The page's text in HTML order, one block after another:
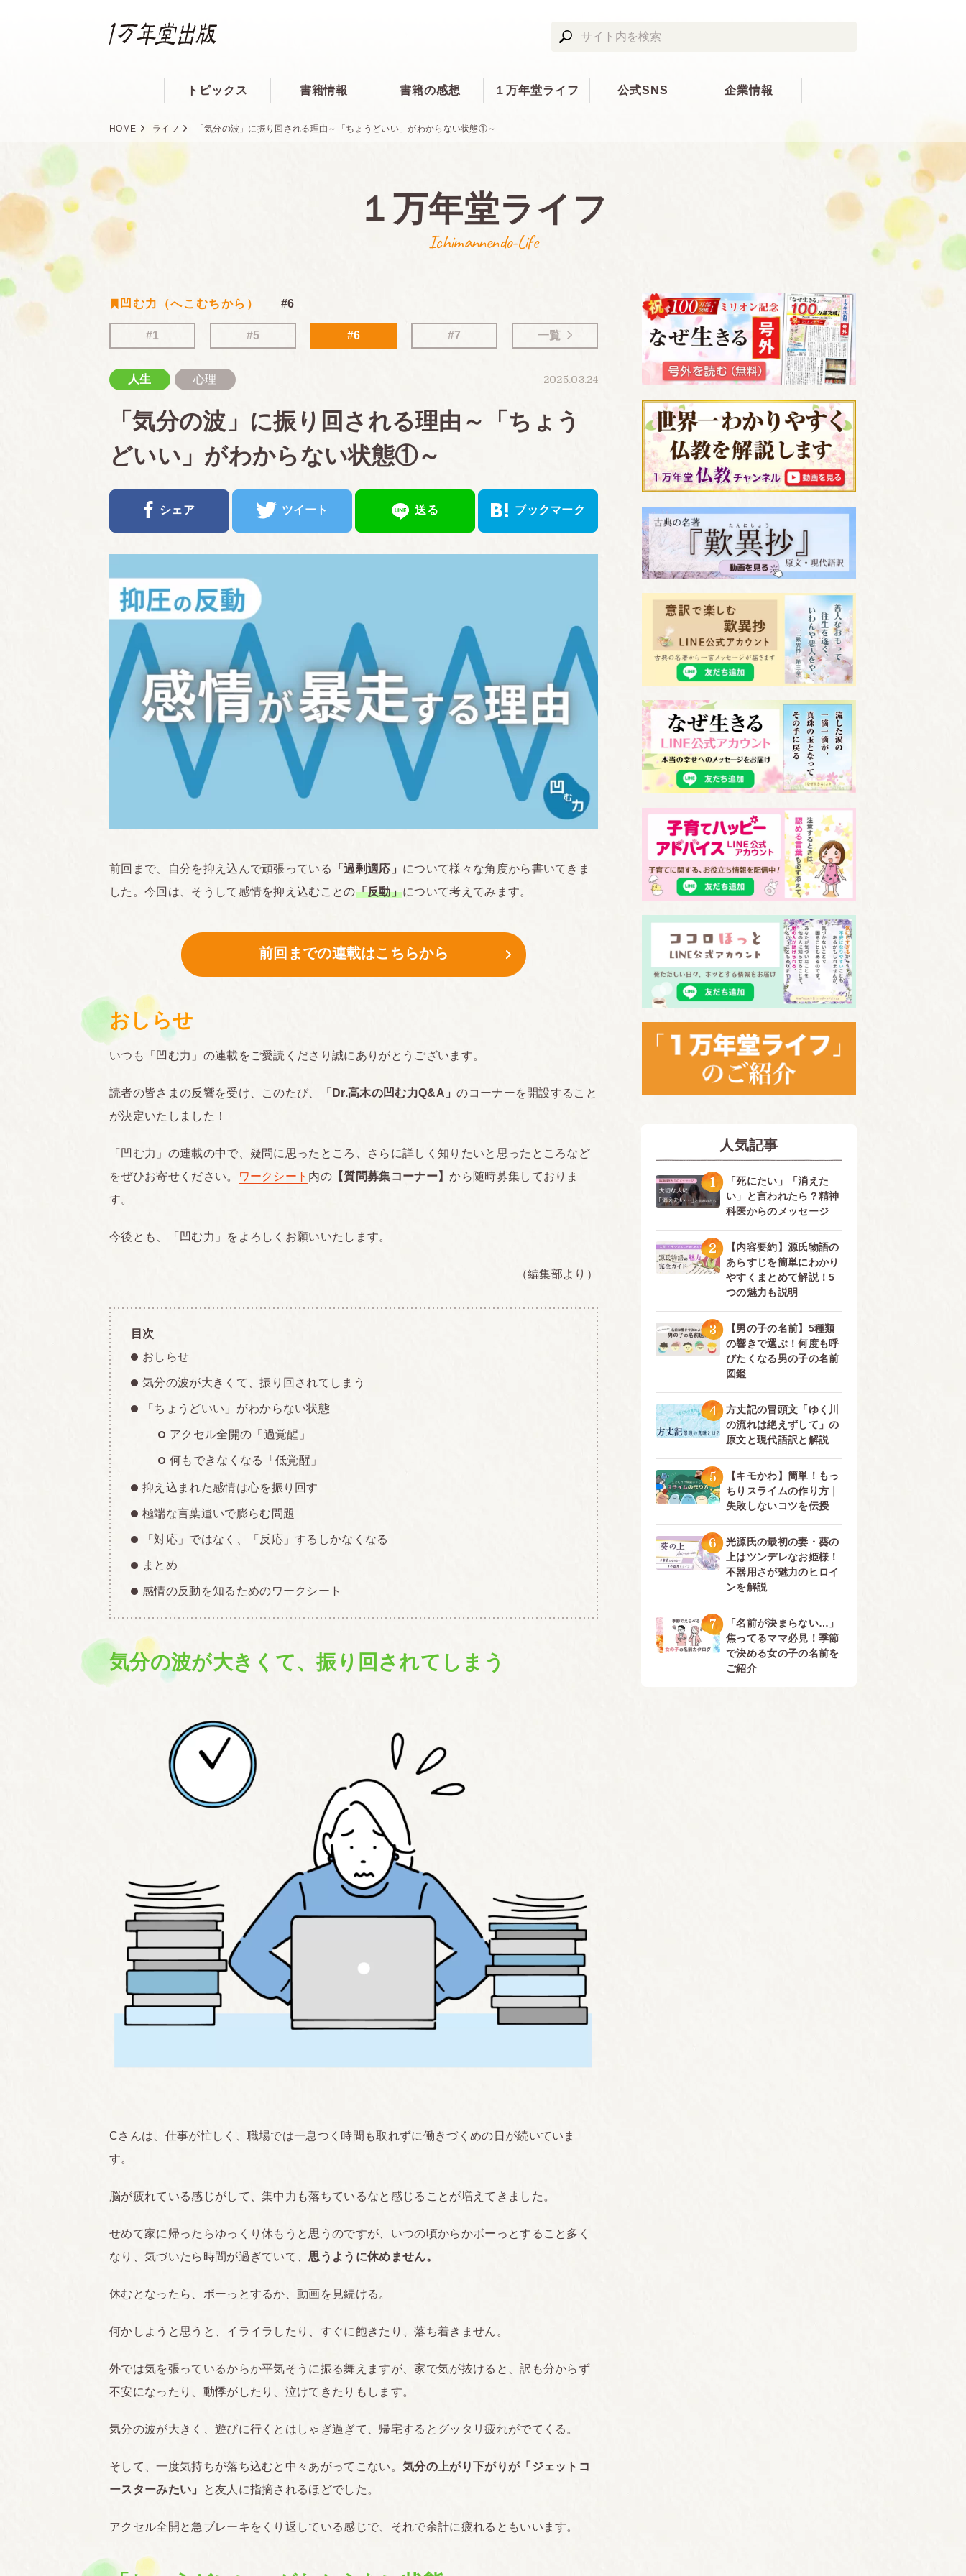
トピックス 書籍情報 書籍の感想 １万年堂ライフ 公式SNS 企業情報
HOME ライフ 「気分の波」に振り回される理由～「ちょうどいい」がわからない状態①～
１万年堂ライフ
Ichimannendo-Life
凹む力（へこむちから） #6
#1 #5 #6 #7 一覧
2025.03.24
人生 心理
「気分の波」に振り回される理由～「ちょう
どいい」がわからない状態①～
シェア ツイート 送る ブックマーク
前回まで、自分を抑え込んで頑張っている 「過剰適応」 について様々な角度から書いてきま
した。今回は、そうして感情を抑え込むことの「反動」について考えてみます。
前回までの連載はこちらから
おしらせ
いつも「凹む力」の連載をご愛読くださり誠にありがとうございます。
読者の皆さまの反響を受け、このたび、 「Dr.高木の凹む力Q&A」のコーナーを開設すること
が決定いたしました！
「凹む力」の連載の中で、疑問に思ったところ、さらに詳しく知りたいと思ったところなど
をぜひお寄せください。
ワークシート 内の 【質問募集コーナー】から随時募集しておりま
す。
今後とも、「凹む力」をよろしくお願いいたします。
（編集部より）
目次
おしらせ
気分の波が大きくて、振り回されてしまう
「ちょうどいい」がわからない状態
アクセル全開の「過覚醒」
何もできなくなる「低覚醒」
抑え込まれた感情は心を振り回す
極端な言葉遣いで膨らむ問題
「対応」ではなく、「反応」するしかなくなる
まとめ
感情の反動を知るためのワークシート
気分の波が大きくて、振り回されてしまう
Cさんは、仕事が忙しく、職場では一息つく時間も取れずに働きづくめの日が続いていま
す。
脳が疲れている感じがして、集中力も落ちているなと感じることが増えてきました。
せめて家に帰ったらゆっくり休もうと思うのですが、いつの頃からかボーっとすること多く
なり、気づいたら時間が過ぎていて、思うように休めません。
休むとなったら、ボーっとするか、動画を見続ける。
何かしようと思うと、イライラしたり、すぐに飽きたり、落ち着きません。
外では気を張っているからか平気そうに振る舞えますが、家で気が抜けると、訳も分からず
不安になったり、動悸がしたり、泣けてきたりもします。
気分の波が大きく、遊びに行くとはしゃぎ過ぎて、帰宅するとグッタリ疲れがでてくる。
そして、一度気持ちが落ち込むと中々あがってこない。 気分の上がり下がりが「ジェットコ
ースターみたい」
と友人に指摘されるほどでした。
アクセル全開と急ブレーキをくり返している感じで、それで余計に疲れるともいいます。
人気記事
1
「死にたい」「消えた
い」と言われたら？精神
科医からのメッセージ
2
【内容要約】源氏物語の
あらすじを簡単にわかり
やすくまとめて解説！5
つの魅力も説明
3
【男の子の名前】5種類
の響きで選ぶ！何度も呼
びたくなる男の子の名前
図鑑
4
方丈記の冒頭文「ゆく川
の流れは絶えずして」の
原文と現代語訳と解説
5
【キモかわ】簡単！もっ
ちりスライムの作り方｜
失敗しないコツを伝授
6
光源氏の最初の妻・葵の
上はツンデレなお姫様！
不器用さが魅力のヒロイ
ンを解説
7
「名前が決まらない…」
焦ってるママ必見！季節
で決める女の子の名前を
ご紹介